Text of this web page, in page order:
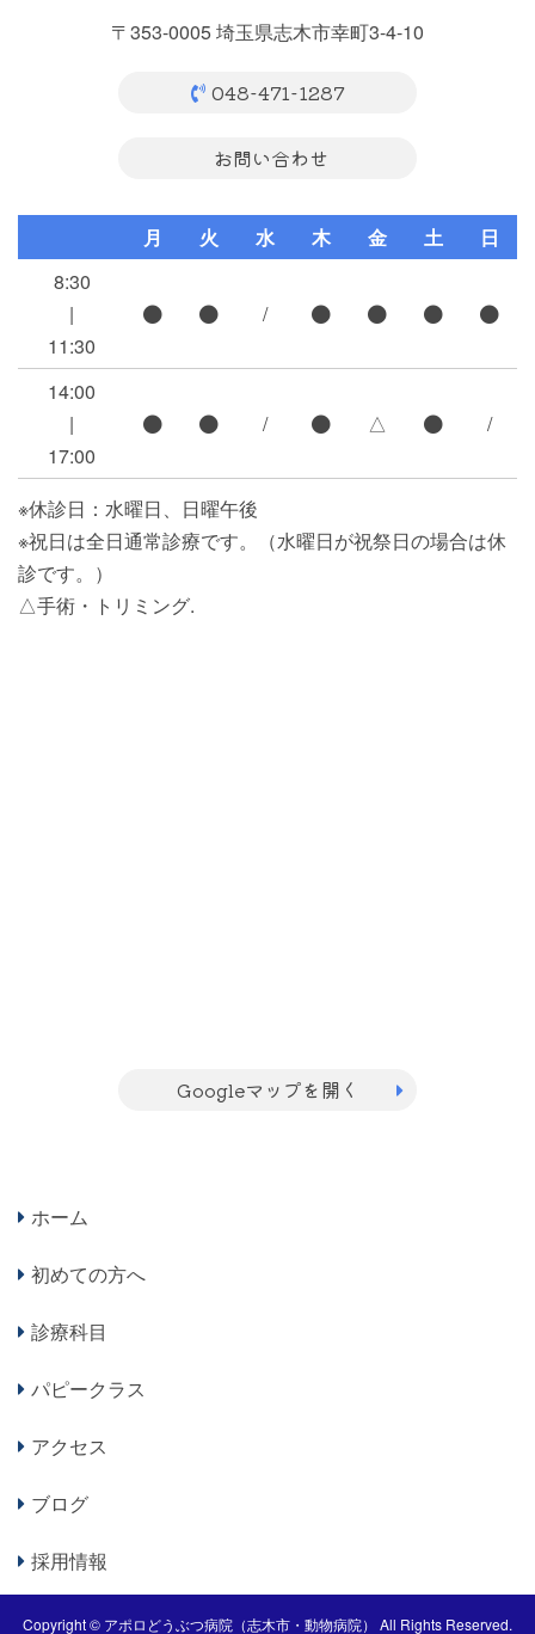
〒353-0005 埼玉県志木市幸町3-4-10
048-471-1287
お問い合わせ
月 火 水 木 金 土
日
8:30
|
11:30
/
14:00
|
17:00
/ △ /
※休診日：水曜日、日曜午後
※祝日は全日通常診療です。（水曜日が祝祭日の場合は休
診です。）
△手術・トリミング.
Googleマップを開く
ホーム
初めての方へ
診療科目
パピークラス
アクセス
ブログ
採用情報
Copyright © アポロどうぶつ病院（志木市・動物病院） All Rights Reserved.